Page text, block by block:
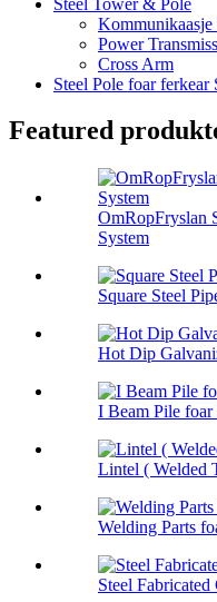
Power
Cross Arm
Steel Pole foar
Featured
OmRopFryslan
System
Square Steel
Hot Dip
I Beam Pile foar
Lintel ( Welded
Welding Parts
Steel